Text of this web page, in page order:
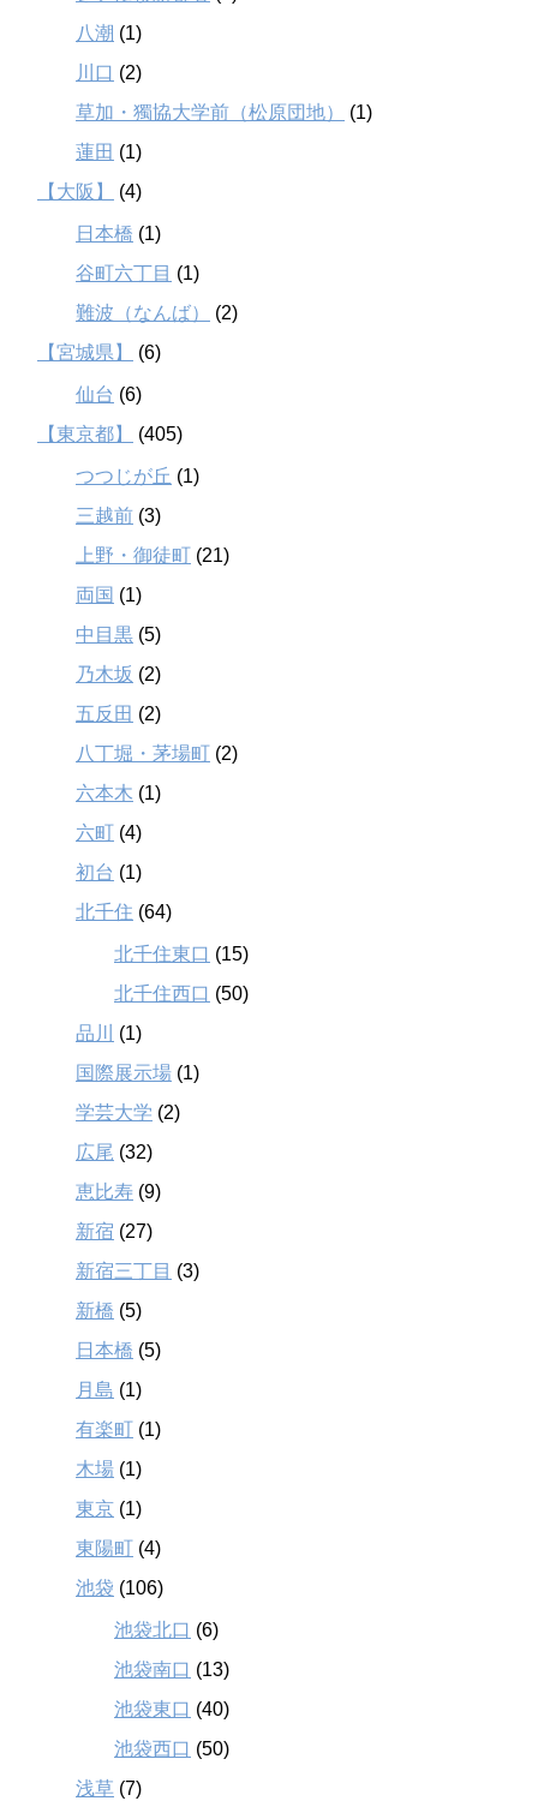
八潮 (1)
川口 (2)
草加・獨協大学前（松原団地）
(1)
蓮田 (1)
【大阪】
(4)
日本橋 (1)
谷町六丁目 (1)
難波（なんば）
(2)
【宮城県】
(6)
仙台 (6)
【東京都】
(405)
つつじが丘 (1)
三越前 (3)
上野・御徒町 (21)
両国 (1)
中目黒 (5)
乃木坂 (2)
五反田 (2)
八丁堀・茅場町 (2)
六本木 (1)
六町 (4)
初台 (1)
北千住 (64)
北千住東口 (15)
北千住西口 (50)
品川
(1)
国際展示場 (1)
学芸大学 (2)
広尾 (32)
恵比寿 (9)
新宿 (27)
新宿三丁目 (3)
新橋 (5)
日本橋 (5)
月島 (1)
有楽町 (1)
木場 (1)
東京 (1)
東陽町 (4)
池袋 (106)
池袋北口 (6)
池袋南口 (13)
池袋東口 (40)
池袋西口 (50)
浅草 (7)